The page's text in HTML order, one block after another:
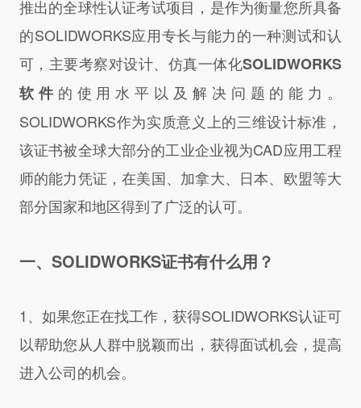
推出的全球性认证考试项目，是作为衡量您所具备
的SOLIDWORKS应用专长与能力的一种测试和认
可，主要考察对设计、仿真一体化SOLIDWORKS
软件 的使用水平以及解决问题的能力。
SOLIDWORKS作为实质意义上的三维设计标准，
该证书被全球大部分的工业企业视为CAD应用工程
师的能力凭证，在美国、加拿大、日本、欧盟等大
部分国家和地区得到了广泛的认可。
一、SOLIDWORKS证书有什么用？
1、如果您正在找工作，获得SOLIDWORKS认证可
以帮助您从人群中脱颖而出，获得面试机会，提高
进入公司的机会。